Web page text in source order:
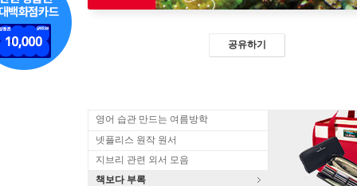
공유하기
영어 습관 만드는 여름방학
넷플리스 원작 원서
지브리 관련 외서 모음
책보다 부록